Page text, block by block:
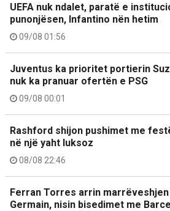
UEFA nuk ndalet, paratë e
punonjësen, Infantino nën hetim
09/08 01:56
Juventus ka prioritet portierin
nuk ka pranuar ofertën e PSG
09/08 00:01
Rashford shijon pushimet me
në një yaht luksoz
08/08 22:46
Ferran Torres arrin
Germain, nisin bisedimet me